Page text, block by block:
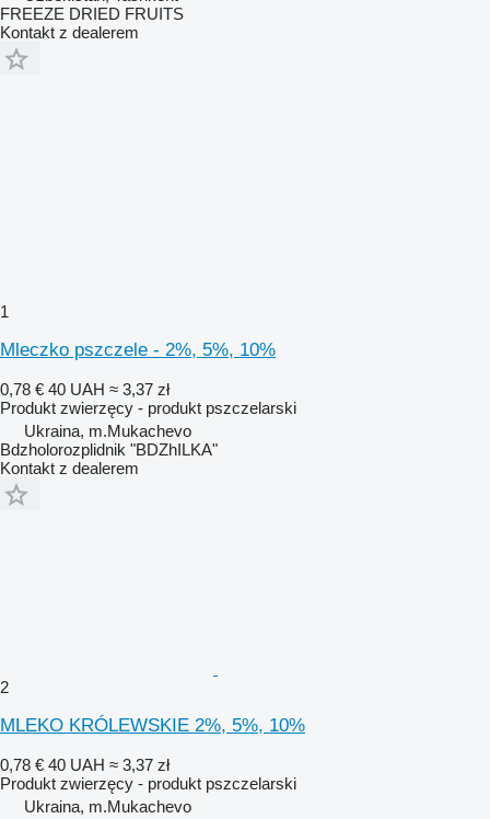
FREEZE DRIED FRUITS
Kontakt z dealerem
1
Mleczko pszczele - 2%, 5%, 10%
0,78 € 40 UAH ≈ 3,37 zł
Produkt zwierzęcy - produkt pszczelarski
Ukraina, m.Mukachevo
Bdzholorozplidnik "BDZhILKA"
Kontakt z dealerem
2
MLEKO KRÓLEWSKIE 2%, 5%, 10%
0,78 € 40 UAH ≈ 3,37 zł
Produkt zwierzęcy - produkt pszczelarski
Ukraina, m.Mukachevo